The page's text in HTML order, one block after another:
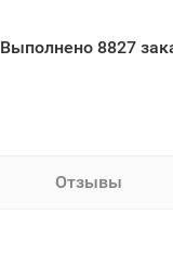
Выполнено 8827
Отзывы